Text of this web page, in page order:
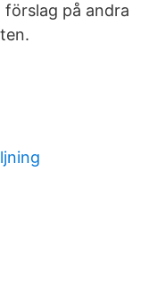
på andra